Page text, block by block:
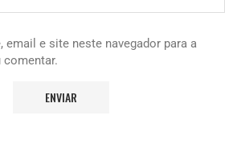
email e site neste navegador para a
comentar.